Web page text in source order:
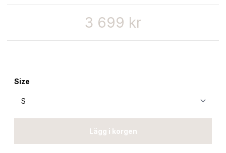
3 699 kr
Size
Lägg i korgen